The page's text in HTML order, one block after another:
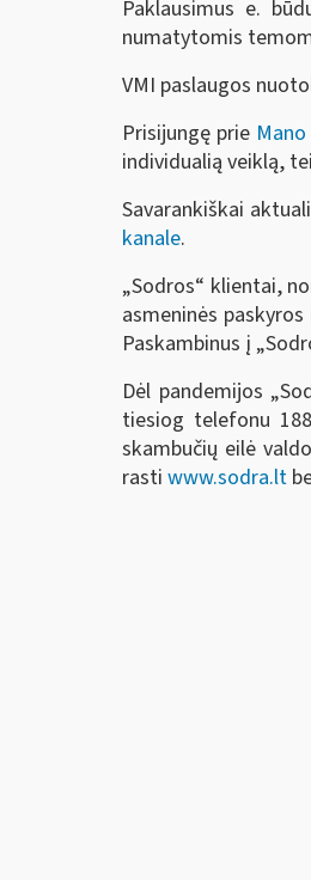
Paklausimus e.
numatytomis
VMI paslaugos
Prisijungę prie
individualią veiklą,
Savarankiškai
kanale.
„Sodros“ klientai,
asmeninės
Paskambinus į
Dėl pandemijos
tiesiog telefonu
skambučių eilė
rasti www.sodra.lt